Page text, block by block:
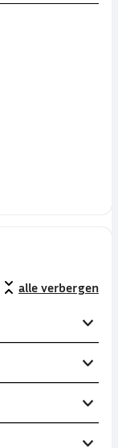
alle verbergen